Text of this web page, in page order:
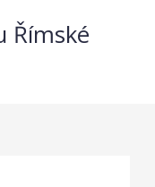
Římské